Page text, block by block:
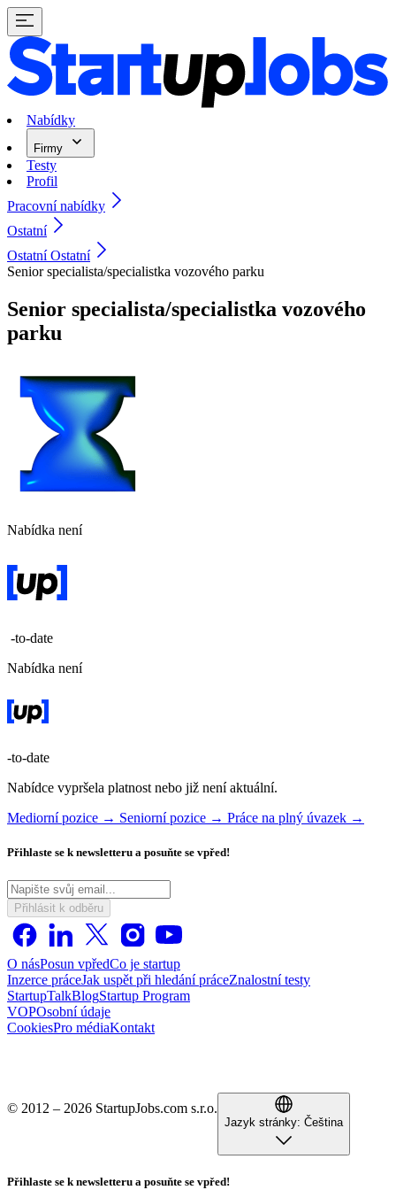
Nabídky
Firmy
Testy
Profil
Pracovní nabídky
Ostatní
Ostatní Ostatní
Senior specialista/specialistka vozového parku
Senior specialista/specialistka vozového
parku
Nabídka není
-to-date
Nabídka není
-to-date
Nabídce vypršela platnost nebo již není aktuální.
Mediorní pozice → Seniorní pozice → Práce na plný úvazek →
Přihlaste se k newsletteru a posuňte se vpřed!
Přihlásit k odběru
O násPosun vpředCo je startup
Inzerce práceJak uspět při hledání práceZnalostní testy
StartupTalkBlogStartup Program
VOPOsobní údaje
CookiesPro médiaKontakt
© 2012 – 2026 StartupJobs.com s.r.o.
Jazyk stránky: Čeština
Přihlaste se k newsletteru a posuňte se vpřed!